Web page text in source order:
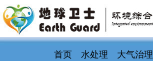
首页 水处理 大气治理